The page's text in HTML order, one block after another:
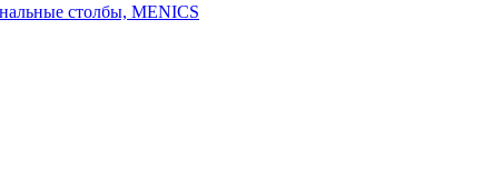
столбы, MENICS